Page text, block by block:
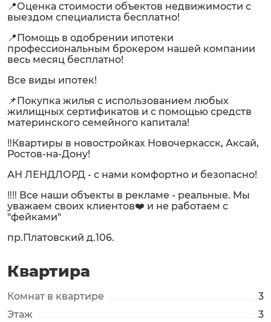
📍Оценка стоимости объектов недвижимости с
выездом специалиста бесплатно!
📍Помощь в одобрении ипотеки
профессиональным брокером нашей компании
весь месяц бесплатно!
Все виды ипотек!
📌Покупка жилья с использованием любых
жилищных сертификатов и с помощью средств
материнского семейного капитала!
‼️Квартиры в новостройках Новочеркасск, Аксай,
Ростов-на-Дону!
АН ЛЕНДЛОРД - с нами комфортно и безопасно!
‼️‼️ Все наши объекты в рекламе - реальные. Мы
уважаем своих клиентов❤️ и не работаем с
"фейками"
пр.Платовский д.106.
Квартира
Комнат в квартире
3
Этаж
3